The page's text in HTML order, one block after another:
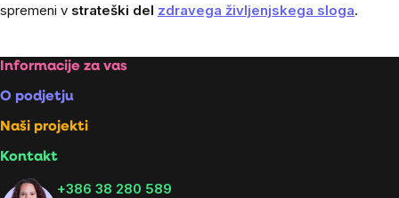
spremeni v strateški del zdravega življenjskega sloga.
Footer
Informacije za vas
O podjetju
Naši projekti
Kontakt
+386 38 280 589